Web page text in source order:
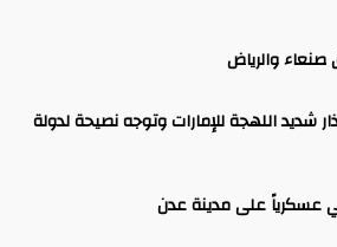
والرياض
شديد اللهجة للإمارات وتوجه نصيحة لدولة
عسكرياً على مدينة عدن